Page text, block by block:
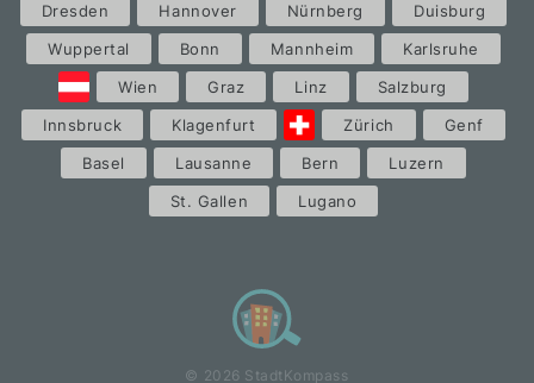
Dresden
Hannover Nürnberg
Duisburg
Wuppertal
Bonn Mannheim
Karlsruhe
Wien
Graz Linz
Salzburg
Innsbruck
Klagenfurt Zürich
Genf
Basel
Lausanne Bern
Luzern
St. Gallen
Lugano
© 2026 StadtKompass